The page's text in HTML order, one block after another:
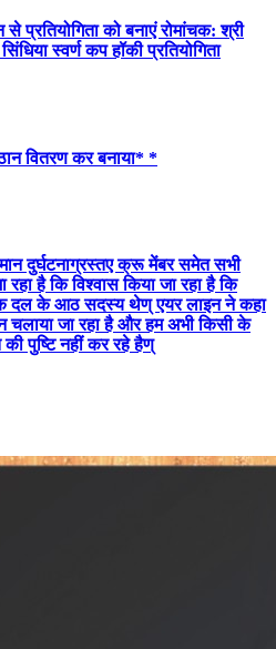
प्रतियोगिता को बनाएं रोमांचक: श्री
स्वर्ण कप हॉकी प्रतियोगिता
वितरण कर बनाया* *
दुर्घटनाग्रस्तए क्रू मेंबर समेत सभी
रहा है कि विश्वास किया जा रहा है कि
दल के आठ सदस्य थेण् एयर लाइन ने कहा
चलाया जा रहा है और हम अभी किसी के
की पुष्टि नहीं कर रहे हैण्